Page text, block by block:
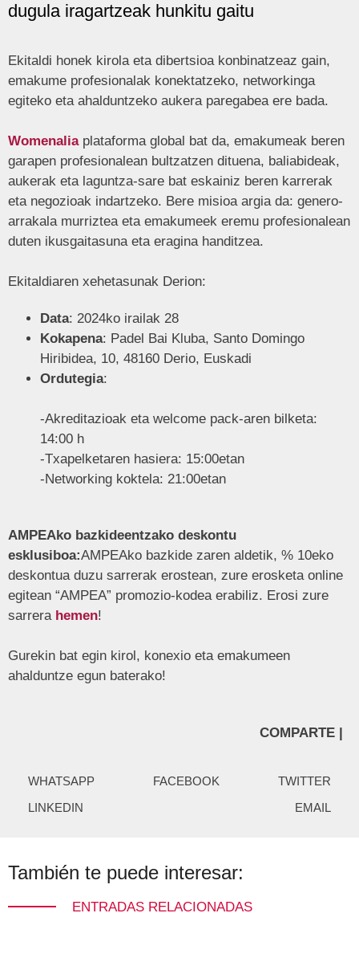
dugula iragartzeak hunkitu gaitu
Ekitaldi honek kirola eta dibertsioa konbinatzeaz gain,
emakume profesionalak konektatzeko, networkinga
egiteko eta ahalduntzeko aukera paregabea ere bada.
Womenaliaplataforma global bat da, emakumeak beren
garapen profesionalean bultzatzen dituena, baliabideak,
aukerak eta laguntza-sare bat eskainiz beren karrerak
eta negozioak indartzeko. Bere misioa argia da: genero-
arrakala murriztea eta emakumeek eremu profesionalean
duten ikusgaitasuna eta eragina handitzea.
Ekitaldiaren xehetasunak Derion:
Data: 2024ko irailak 28
Kokapena: Padel Bai Kluba, Santo Domingo
Hiribidea, 10, 48160 Derio, Euskadi
Ordutegia:
-Akreditazioak eta welcome pack-aren bilketa:
14:00 h
-Txapelketaren hasiera: 15:00etan
-Networking koktela: 21:00etan
AMPEAko bazkideentzako deskontu
esklusiboa:AMPEAko bazkide zaren aldetik, % 10eko
deskontua duzu sarrerak erostean, zure erosketa online
egitean “AMPEA” promozio-kodea erabiliz. Erosi zure
sarrera hemen!
Gurekin bat egin kirol, konexio eta emakumeen
ahalduntze egun baterako!
COMPARTE |
WHATSAPP FACEBOOK
TWITTER
LINKEDIN
EMAIL
También te puede interesar:
ENTRADAS RELACIONADAS